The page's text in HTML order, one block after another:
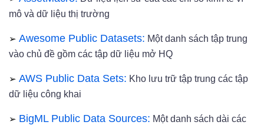
mô và dữ liệu thị trường
➢ Awesome Public Datasets: Một danh sách tập trung
vào chủ đề gồm các tập dữ liệu mở HQ
➢ AWS Public Data Sets: Kho lưu trữ tập trung các tập
dữ liệu công khai
➢ BigML Public Data Sources: Một danh sách dài các